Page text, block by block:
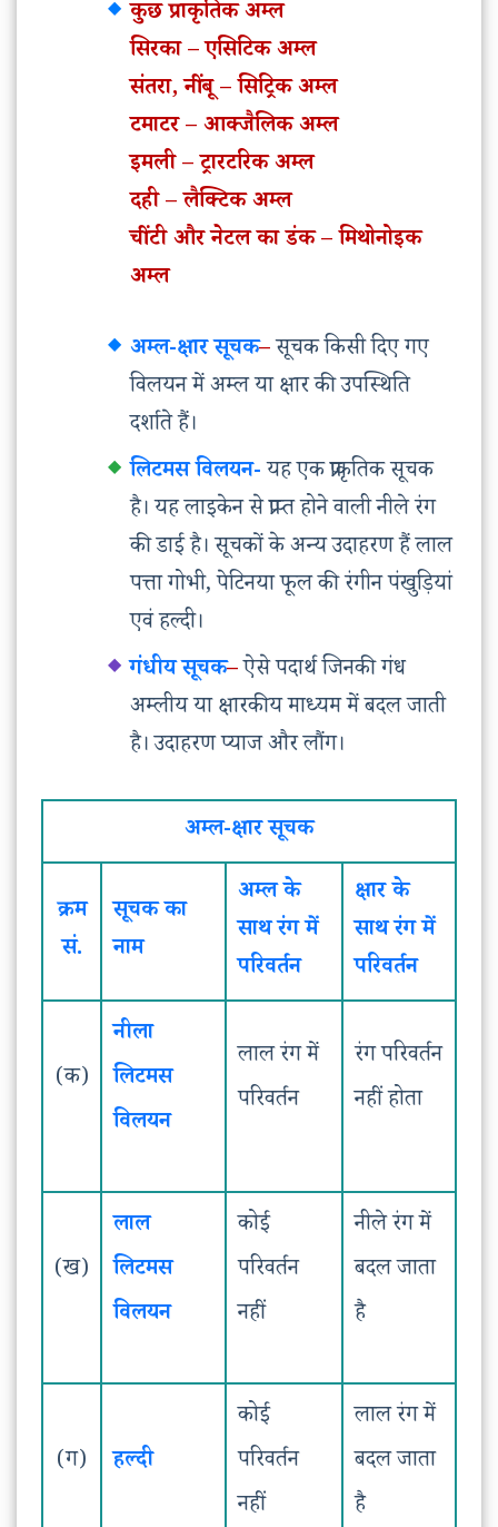
कुछ प्राकृतिक अम्ल
सिरका – एसिटिक अम्ल
संतरा, नींबू – सिट्रिक अम्ल
टमाटर – आक्जैलिक अम्ल
इमली – ट्रारटरिक अम्ल
दही – लैक्टिक अम्ल
चींटी और नेटल का डंक – मिथोनोइक
अम्ल
अम्ल-क्षार सूचक–सूचक किसी दिए गए
विलयन में अम्ल या क्षार की उपस्थिति
दर्शाते हैं।
लिटमस विलयन-यह एक प्राकृतिक सूचक
है। यह लाइकेन से प्राप्त होने वाली नीले रंग
की डाई है। सूचकों के अन्य उदाहरण हैं लाल
पत्ता गोभी, पेटिनया फूल की रंगीन पंखुड़ियां
एवं हल्दी।
गंधीय सूचक–ऐसे पदार्थ जिनकी गंध
अम्लीय या क्षारकीय माध्यम में बदल जाती
है। उदाहरण प्याज और लौंग।
अम्ल-क्षार सूचक
क्रम
सं.
सूचक का
नाम
अम्ल के
साथ रंग में
परिवर्तन
क्षार के
साथ रंग में
परिवर्तन
(क)
नीला
लिटमस
विलयन
लाल रंग में
परिवर्तन
रंग परिवर्तन
नहीं होता
(ख)
लाल
लिटमस
विलयन
कोई
परिवर्तन
नहीं
नीले रंग में
बदल जाता
है
(ग) हल्दी
कोई
परिवर्तन
नहीं
लाल रंग में
बदल जाता
है